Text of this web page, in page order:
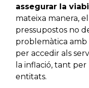
assegurar la
mateixa manera,
pressupostos no
problemàtica amb
per accedir als
la inflació, tant
entitats.